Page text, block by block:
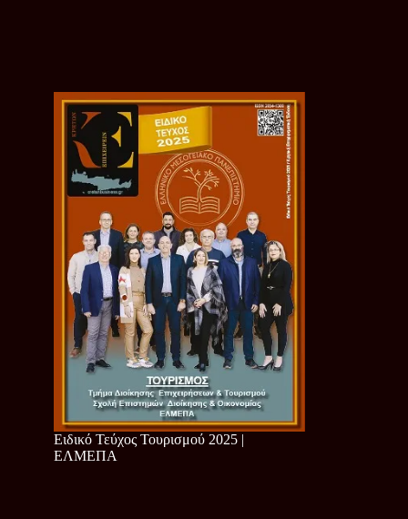
Ειδικό Τεύχος Τουρισμού 2025 |
ΕΛΜΕΠΑ